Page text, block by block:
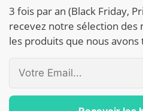
3 fois par an (Black Friday,
recevez notre sélection
les produits que nous